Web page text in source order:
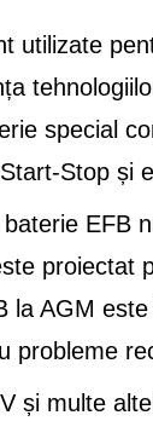
utilizate
special
Stop și
EFB
proiectat
la AGM
probleme
și multe